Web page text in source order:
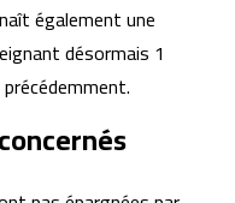
également une
désormais 1